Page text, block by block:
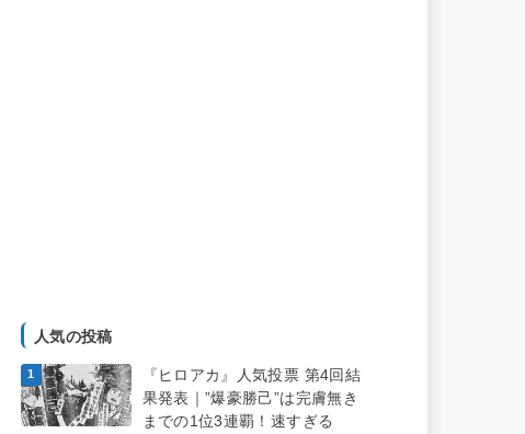
人気の投稿
『ヒロアカ』人気投票 第4回結
果発表｜”爆豪勝己”は完膚無き
までの1位3連覇！速すぎる